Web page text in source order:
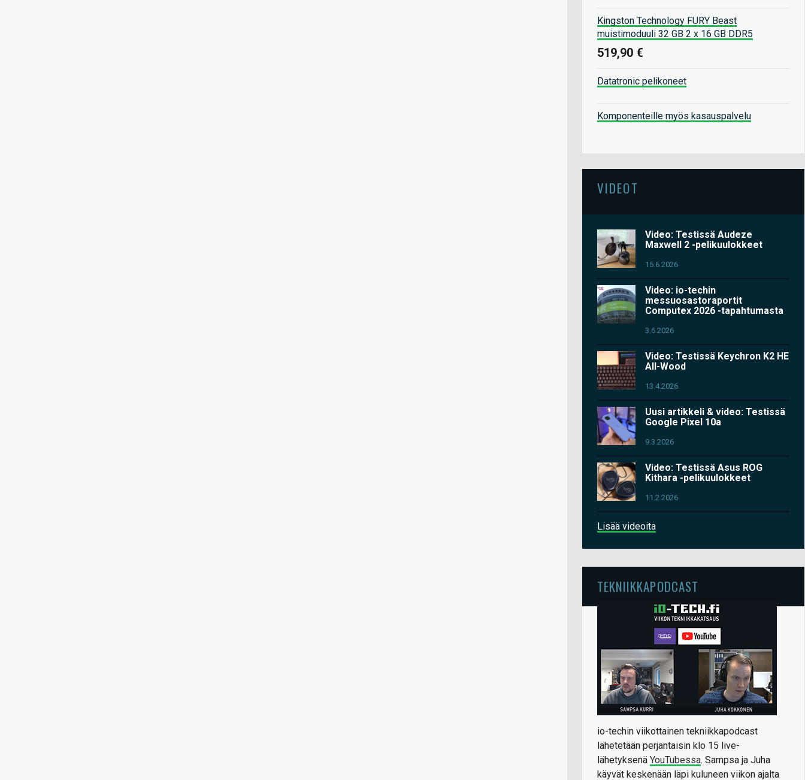
Kingston Technology FURY Beast
muistimoduuli 32 GB 2 x 16 GB DDR5
519,90 €
Datatronic pelikoneet
Komponenteille myös kasauspalvelu
VIDEOT
Video: Testissä Audeze
Maxwell 2 -pelikuulokkeet
15.6.2026
Video: io-techin
messuosastoraportit
Computex 2026 -tapahtumasta
3.6.2026
Video: Testissä Keychron K2 HE
All-Wood
13.4.2026
Uusi artikkeli & video: Testissä
Google Pixel 10a
9.3.2026
Video: Testissä Asus ROG
Kithara -pelikuulokkeet
11.2.2026
Lisää videoita
TEKNIIKKAPODCAST
io-techin viikottainen tekniikkapodcast
lähetetään perjantaisin klo 15 live-
lähetyksenä YouTubessa. Sampsa ja Juha
käyvät keskenään läpi kuluneen viikon ajalta